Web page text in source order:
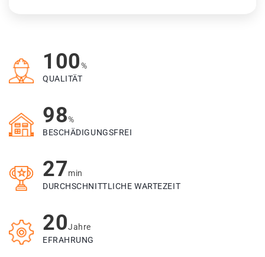
100%
QUALITÄT
98%
BESCHÄDIGUNGSFREI
27min
DURCHSCHNITTLICHE WARTEZEIT
20Jahre
EFRAHRUNG